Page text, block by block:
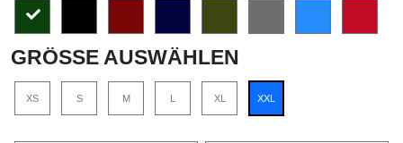
GRÖSSE AUSWÄHLEN
XS S M L XL XXL